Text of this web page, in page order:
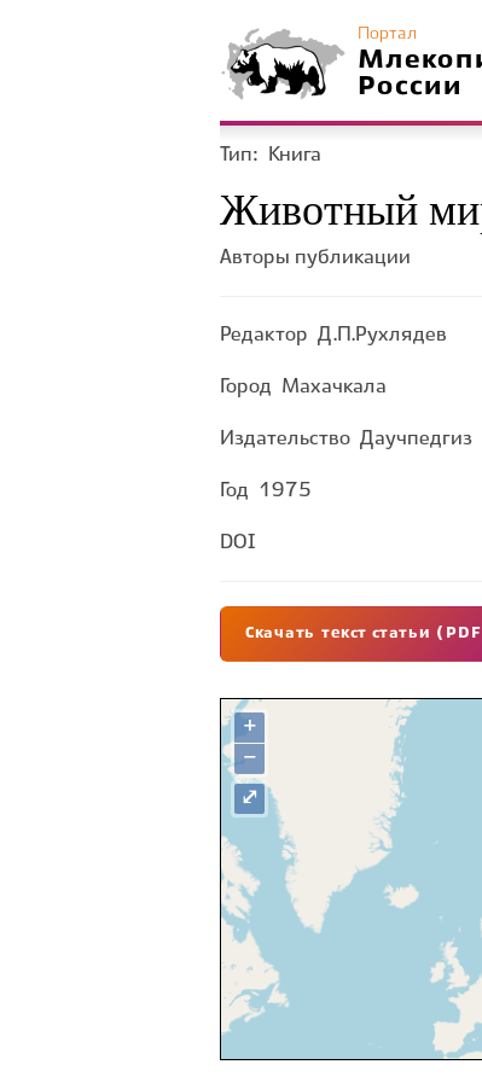
Портал
России
Тип: Книга
Животный
Авторы публикации
Редактор Д.П.Рухлядев
Город Махачкала
Издательство Даучпедгиз
Год 1975
DOI
Скачать текст статьи
+
−
⤢